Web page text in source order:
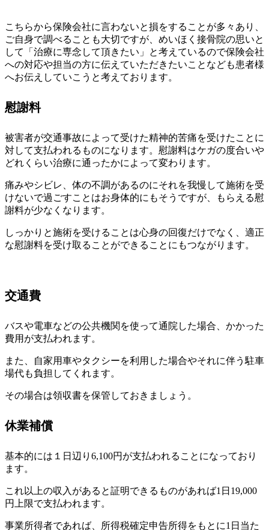
こちらから保険会社に言わないと損をすることが多々あり、
ご自身で調べることも大切ですが、めいほく接骨院の思いと
して「治療に専念して頂きたい」と考えているので保険会社
への対応や担当の方に伝えていただきたいことなども患者様
へお伝えしていこうと考えております。
慰謝料
被害者が交通事故によって受けた精神的苦痛を受けたことに
対して支払われるものになります。慰謝料はケガの度合いや
どれくらい治療に通ったかによって変わります。
痛みやシビレ、体の不調があるのにそれを我慢して施術を受
けないで過ごすことはお身体的にもそうですが、もらえる慰
謝料が少なくなります。
しっかりと施術を受けることは心身の回復だけでなく、適正
な慰謝料を受け取ることができることにもつながります。
交通費
バスや電車などの公共機関を使って通院した場合、かかった
費用が支払われます。
また、自家用車やタクシーを利用した場合やそれに伴う駐車
場代も負担してくれます。
その場合は領収書を保管しておきましょう。
休業補償
基本的には１日辺り6,100円が支払われることになっており
ます。
これ以上の収入があると証明できるものがあれば1日19,000
円上限で支払われます。
事業所得者であれば、所得税確定申告所得をもとに1日当た